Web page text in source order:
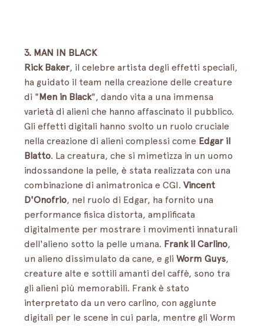
3. MAN IN BLACK
Rick Baker, il celebre artista degli effetti speciali,
ha guidato il team nella creazione delle creature
di "Men in Black", dando vita a una immensa
varietà di alieni che hanno affascinato il pubblico.
Gli effetti digitali hanno svolto un ruolo cruciale
nella creazione di alieni complessi come Edgar il
Blatto. La creatura, che si mimetizza in un uomo
indossandone la pelle, è stata realizzata con una
combinazione di animatronica e CGI. Vincent
D'Onofrio, nel ruolo di Edgar, ha fornito una
performance fisica distorta, amplificata
digitalmente per mostrare i movimenti innaturali
dell'alieno sotto la pelle umana. Frank il Carlino,
un alieno dissimulato da cane, e gli Worm Guys,
creature alte e sottili amanti del caffè, sono tra
gli alieni più memorabili. Frank è stato
interpretato da un vero carlino, con aggiunte
digitali per le scene in cui parla, mentre gli Worm